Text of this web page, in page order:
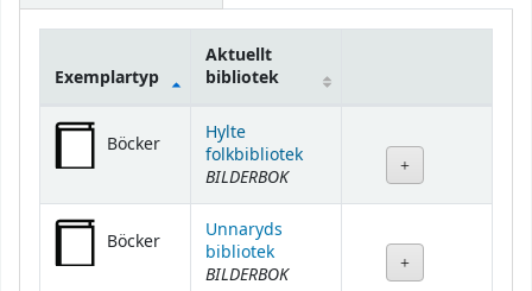
Bestånd
Exemplartyp
Aktuellt
bibliotek
Böcker
Hylte
folkbibliotek
BILDERBOK
Böcker
Unnaryds
bibliotek
BILDERBOK